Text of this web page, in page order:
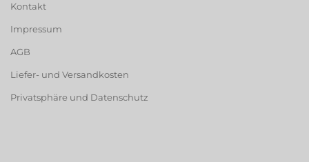
Kontakt
Impressum
AGB
Liefer- und Versandkosten
Privatsphäre und Datenschutz